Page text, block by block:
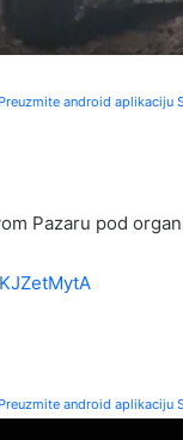
android aplikaciju
Pazaru pod
Preuzmite android aplikaciju